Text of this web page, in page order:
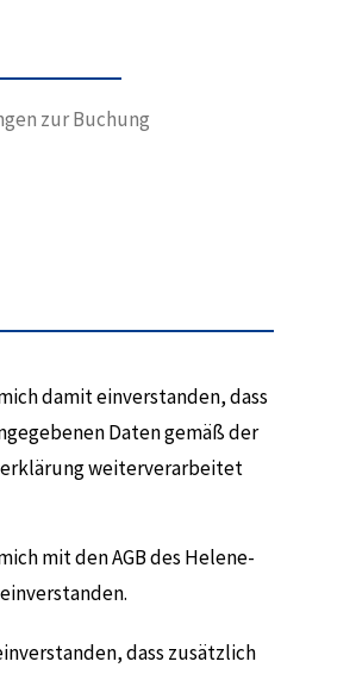
damit einverstanden, dass
Daten gemäß der
weiterverarbeitet
mit den AGB des Helene-
dass zusätzlich